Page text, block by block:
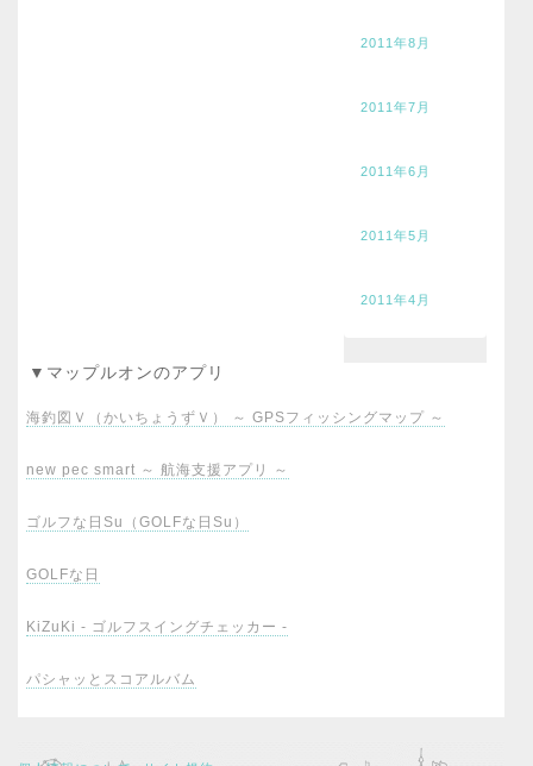
2011年8月
2011年7月
2011年6月
2011年5月
2011年4月
▼マップルオンのアプリ
海釣図Ｖ（かいちょうずＶ） ～ GPSフィッシングマップ ～
new pec smart ～ 航海支援アプリ ～
ゴルフな日Su（GOLFな日Su）
GOLFな日
KiZuKi - ゴルフスイングチェッカー -
パシャッとスコアルバム